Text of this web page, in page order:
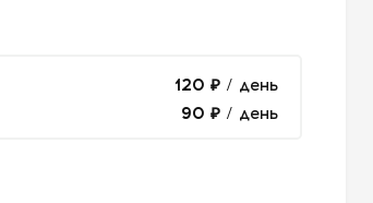
120 ₽/ день
90 ₽/ день